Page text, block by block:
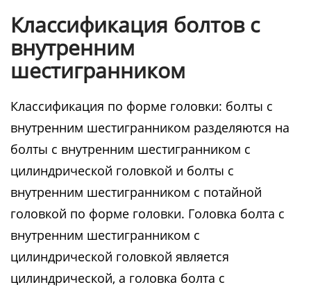
Классификация болтов с
внутренним
шестигранником
Классификация по форме головки: болты с
внутренним шестигранником разделяются на
болты с внутренним шестигранником с
цилиндрической головкой и болты с
внутренним шестигранником с потайной
головкой по форме головки. Головка болта с
внутренним шестигранником с
цилиндрической головкой является
цилиндрической, а головка болта с